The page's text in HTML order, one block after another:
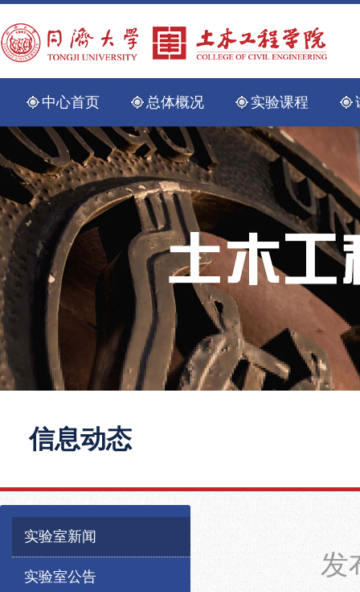
中心首页 总体概况 实验课程
信息动态
实验室新闻
实验室公告
发